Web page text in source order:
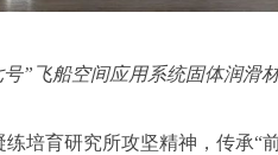
号”飞船空间应用系统固体润滑
培育研究所攻坚精神，传承